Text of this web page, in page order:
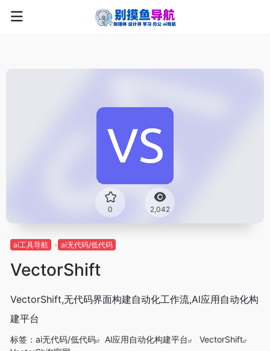
0 2,042
ai工具导航 ai无代码/低代码
VectorShift
VectorShift,无代码界面构建自动化工作流,Al应用自动化构
建平台
标签： ai无代码/低代码 Al应用自动化构建平台
VectorShift